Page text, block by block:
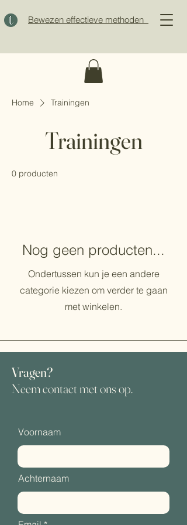
Bewezen effectieve methoden
Home Trainingen
Trainingen
0 producten
Nog geen producten...
Ondertussen kun je een andere
categorie kiezen om verder te gaan
met winkelen.
Vragen?
Neem contact met ons op.
Voornaam
Achternaam